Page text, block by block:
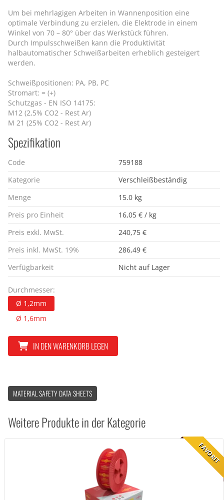
Um bei mehrlagigen Arbeiten in Wannenposition eine
optimale Verbindung zu erzielen, die Elektrode in einem
Winkel von 70 – 80° über das Werkstück führen.
Durch Impulsschweißen kann die Produktivität
halbautomatischer Schweißarbeiten erheblich gesteigert
werden.
Schweißpositionen: PA, PB, PC
Stromart: = (+)
Schutzgas - EN ISO 14175:
M12 (2,5% CO2 - Rest Ar)
M 21 (25% CO2 - Rest Ar)
Spezifikation
Code
759188
Kategorie
Verschleißbeständig
Menge
15.0 kg
Preis pro Einheit
16,05 € / kg
Preis exkl. MwSt.
240,75 €
Preis inkl. MwSt. 19%
286,49 €
Verfügbarkeit
Nicht auf Lager
Durchmesser:
Ø 1,2mm
Ø 1,6mm
IN DEN WARENKORB LEGEN
MATERIAL SAFETY DATA SHEETS
Weitere Produkte in der Kategorie
FAVORIT